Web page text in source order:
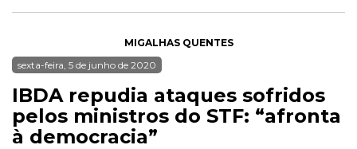
MIGALHAS QUENTES
sexta-feira, 5 de junho de 2020
IBDA repudia ataques sofridos
pelos ministros do STF: “afronta
à democracia”